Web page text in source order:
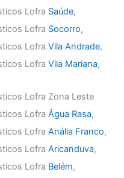
Lofra Saúde,
Lofra Socorro,
LofraVila Andrade,
LofraVila Mariana,
Lofra Zona Leste
LofraÁgua Rasa,
LofraAnália Franco,
LofraAricanduva,
Lofra Belém,